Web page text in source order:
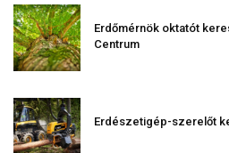
Erdőmérnök oktatót
Centrum
Erdészetigép-szerelőt